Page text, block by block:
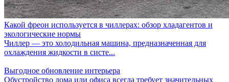
Какой фреон используется в чиллерах: обзор хладагентов и
экологические нормы
Чиллер — это холодильная машина, предназначенная для
охлаждения жидкости в систе...
Выгодное обновление интерьера
Обустройство дома или офиса всегда требует значительных